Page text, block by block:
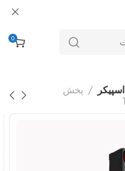
0
اسپیکر
پخش